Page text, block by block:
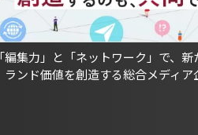
「編集力」と「ネットワーク」で、新
ランド価値を創造する総合メディア